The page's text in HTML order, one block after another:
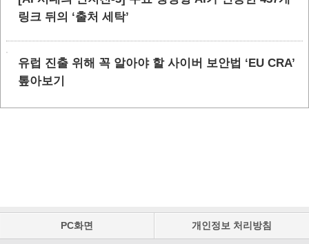
링크 뒤의 ‘출처 세탁’
유럽 진출 위해 꼭 알아야 할 사이버 보안법 ‘EU CRA’
톺아보기
PC화면 개인정보 처리방침